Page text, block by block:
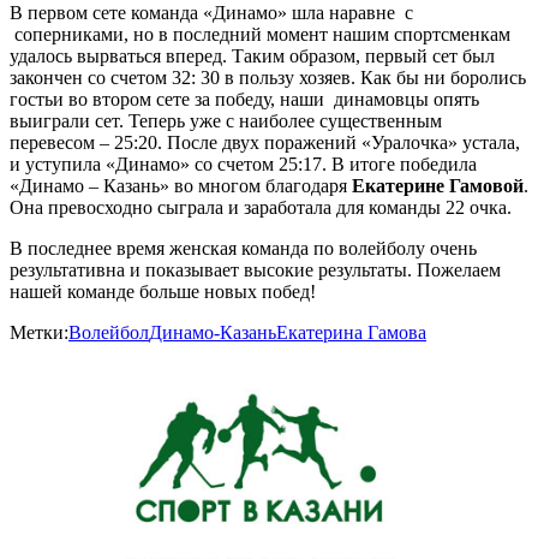
В первом сете команда «Динамо» шла наравне с
соперниками, но в последний момент нашим спортсменкам
удалось вырваться вперед. Таким образом, первый сет был
закончен со счетом 32: 30 в пользу хозяев. Как бы ни боролись
гостьи во втором сете за победу, наши динамовцы опять
выиграли сет. Теперь уже с наиболее существенным
перевесом – 25:20. После двух поражений «Уралочка» устала,
и уступила «Динамо» со счетом 25:17. В итоге победила
«Динамо – Казань» во многом благодаря Екатерине Гамовой.
Она превосходно сыграла и заработала для команды 22 очка.
В последнее время женская команда по волейболу очень
результативна и показывает высокие результаты. Пожелаем
нашей команде больше новых побед!
Метки:ВолейболДинамо-КазаньЕкатерина Гамова